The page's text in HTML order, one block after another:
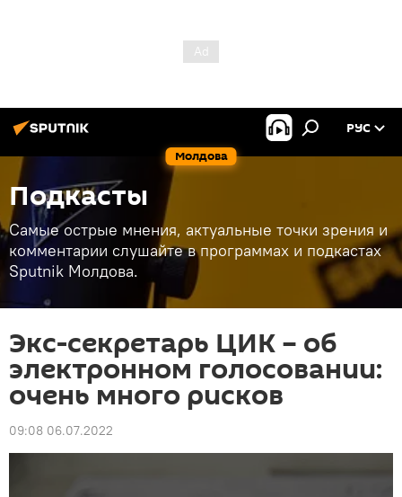
Молдова
РУС
Подкасты
Самые острые мнения, актуальные точки зрения и
комментарии слушайте в программах и подкастах
Sputnik Молдова.
Экс-секретарь ЦИК – об
электронном голосовании:
очень много рисков
09:08 06.07.2022